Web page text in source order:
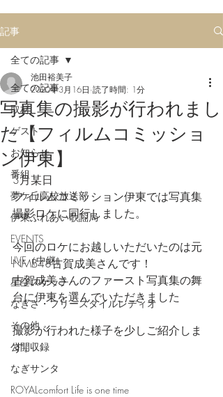
記事
全ての記事
取材
ゲスト
お知らせ
番組
夢ケ丘高校放送部
伊東ふれあい歌謡局
EVENTS
LIVE（中継）
星空スケッチ
なぎさ・フリースタイルレディオ
その他
公開収録
なぎサンタ
ROYALcomfort Life is one time
全ての記事
写真集の撮影が行われまし
た【フィルムコミッショ
ン伊東】
池田裕美子
2020年3月16日 読了時間: 1分
3月某日
フィルムコミッション伊東では写真集
撮影ロケに同行しました。
今回のロケにお越しいただいたのは元
NMB48古賀成美さんです！
古賀成美さんのファースト写真集の舞
台に伊東を選んでいただきました
撮影が行われた様子を少しご紹介しま
す。